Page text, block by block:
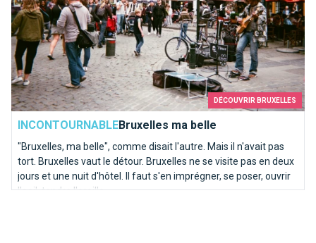
DÉCOUVRIR BRUXELLES
INCONTOURNABLEBruxelles ma belle
"Bruxelles, ma belle", comme disait l'autre. Mais il n'avait pas
tort. Bruxelles vaut le détour. Bruxelles ne se visite pas en deux
jours et une nuit d'hôtel. Il faut s'en imprégner, se poser, ouvrir
l'oeil, tendre l'oreille.